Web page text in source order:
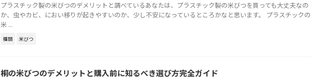
プラスチック製の米びつのデメリットと調べているあなたは、プラスチック製の米びつを買っても大丈夫なの
か、虫やカビ、におい移りが起きやすいのか、少し不安になっているところかなと思います。 プラスチックの
米 ...
種類 米びつ
桐の米びつのデメリットと購入前に知るべき選び方完全ガイド